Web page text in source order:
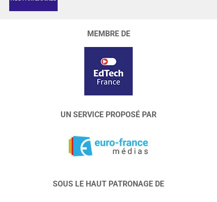
MEMBRE DE
UN SERVICE PROPOSÉ PAR
SOUS LE HAUT PATRONAGE DE